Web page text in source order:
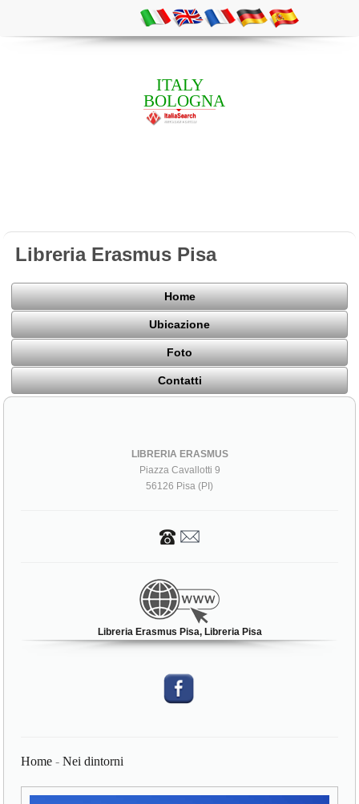
ITALY
BOLOGNA
Libreria Erasmus Pisa
Home
Ubicazione
Foto
Contatti
LIBRERIA ERASMUS
Piazza Cavallotti 9
56126 Pisa (PI)
Libreria Erasmus Pisa, Libreria Pisa
Home -Nei dintorni